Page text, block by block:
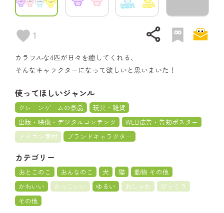
1 share
カラフルな4匹が日々を癒してくれる、
そんなキャラクターになって欲しいと思いまいた！
使ってほしいジャンル
クレーンゲームの景品
玩具・雑貨
出版・映像・デジタルコンテンツ
WEB広告・告知ポスター
アイコン素材
ブランドキャラクター
カテゴリー
おとこのこ おんなのこ 犬 猫
動物 その他
かわいい
かっこいい ゆるい おしゃれ
びっくり
その他